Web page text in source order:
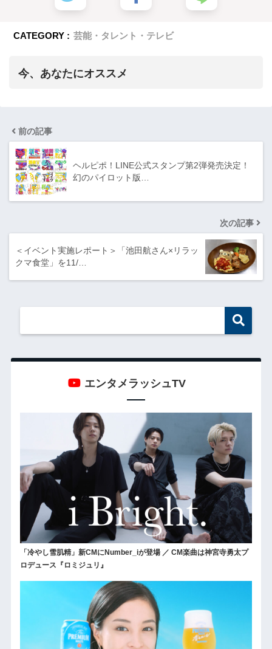
CATEGORY : 芸能・タレント・テレビ
今、あなたにオススメ
前の記事
ヘルピポ！LINE公式スタンプ第2弾発売決定！
幻のパイロット版…
次の記事
＜イベント実施レポート＞「池田航さん×リラッ
クマ食堂」を11/…
エンタメラッシュTV
「冷やし雪肌精」新CMにNumber_iが登場 ／ CM楽曲は神宮寺勇太プ
ロデュース『ロミジュリ』